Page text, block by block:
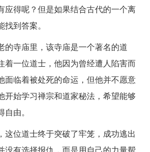
应得呢？但是如果结合古代的一个离
到答案。
的寺庙里，该寺庙是一个著名的道
着一位道士，他因为曾经遭人陷害而
面临着被处死的命运，但他并不愿意
开始学习禅宗和道家秘法，希望能够
由。
这位道士终于突破了牢笼，成功逃出
没有选择报仇，而是用自己的力量帮